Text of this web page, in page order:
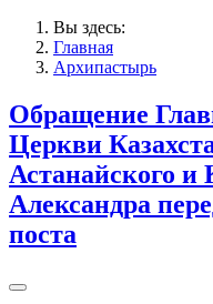
Вы здесь:
Главная
Архипастырь
Обращение
Церкви
Астанайского и
Александра
поста